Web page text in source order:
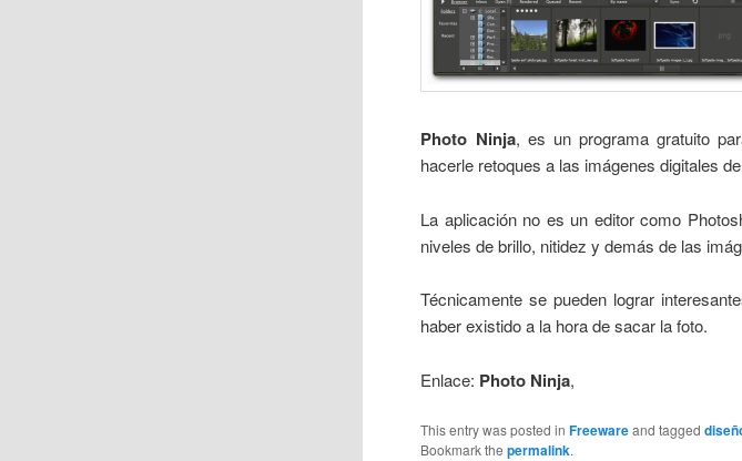
Photo Ninja, es un programa gratuito
hacerle retoques a las imágenes digitales
La aplicación no es un editor como
niveles de brillo, nitidez y demás de las
Técnicamente se pueden lograr
haber existido a la hora de sacar la foto.
Enlace: Photo Ninja,
This entry was posted inFreewareand tagged
Bookmark thepermalink.